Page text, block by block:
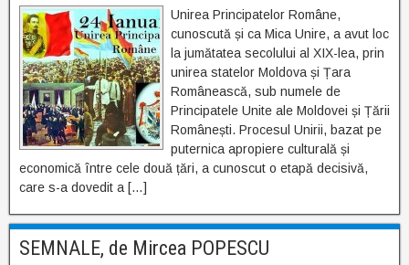
Unirea Principatelor Române,
cunoscută și ca Mica Unire, a avut loc
la jumătatea secolului al XIX-lea, prin
unirea statelor Moldova și Țara
Românească, sub numele de
Principatele Unite ale Moldovei și Țării
Românești. Procesul Unirii, bazat pe
puternica apropiere culturală și
economică între cele două țări, a cunoscut o etapă decisivă,
care s-a dovedit a […]
SEMNALE, de Mircea POPESCU